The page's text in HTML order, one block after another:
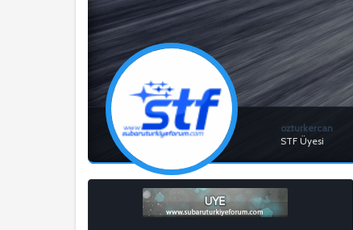
ozturkercan
STF Üyesi